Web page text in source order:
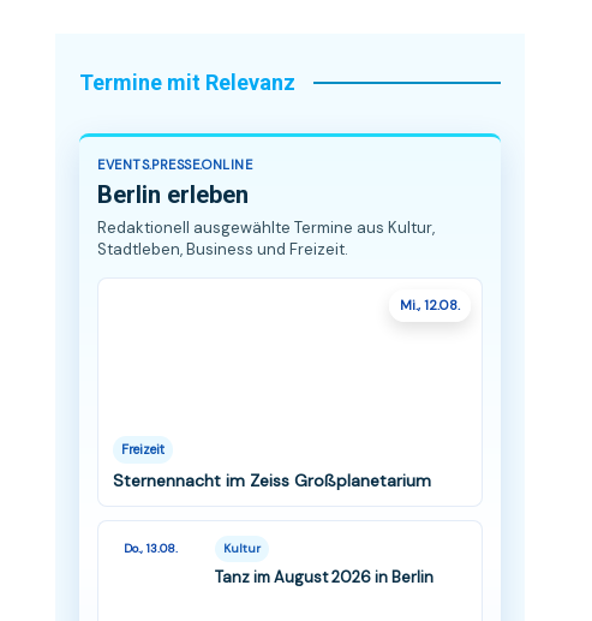
Termine mit Relevanz
EVENTS.PRESSE.ONLINE
Berlin erleben
Redaktionell ausgewählte Termine aus Kultur,
Stadtleben, Business und Freizeit.
Mi., 12.08.
Freizeit
Sternennacht im Zeiss Großplanetarium
Do., 13.08. Kultur
Tanz im August 2026 in Berlin